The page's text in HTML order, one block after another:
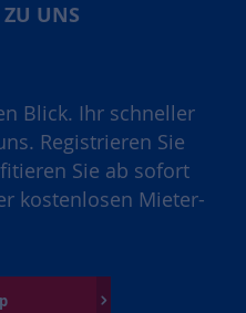
ZU UNS
Blick. Ihr schneller
Registrieren Sie
Sie ab sofort
kostenlosen Mieter-